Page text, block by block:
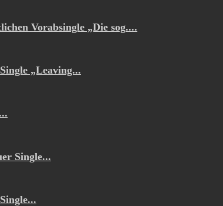
Vorabsingle „Die sog....
„Leaving...
Single...